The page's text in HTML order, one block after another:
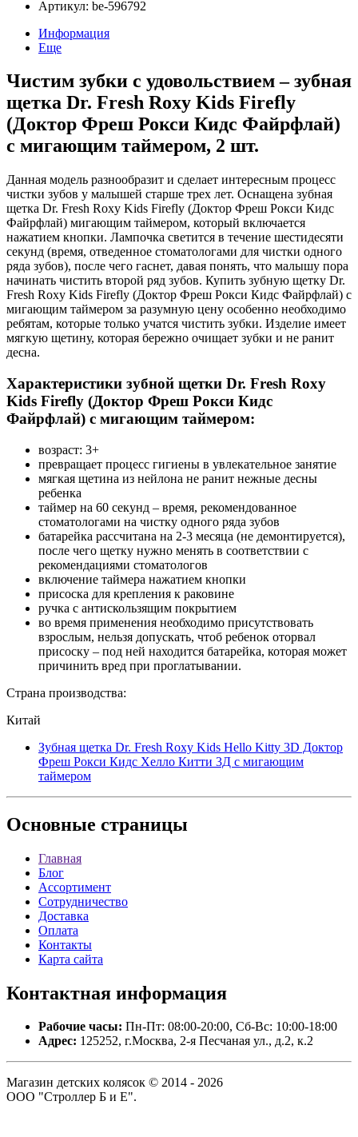
Артикул: be-596792
Информация
Еще
Чистим зубки с удовольствием – зубная
щетка Dr. Fresh Roxy Kids Firefly
(Доктор Фреш Рокси Кидс Файрфлай)
с мигающим таймером, 2 шт.
Данная модель разнообразит и сделает интересным процесс
чистки зубов у малышей старше трех лет. Оснащена зубная
щетка Dr. Fresh Roxy Kids Firefly (Доктор Фреш Рокси Кидс
Файрфлай) мигающим таймером, который включается
нажатием кнопки. Лампочка светится в течение шестидесяти
секунд (время, отведенное стоматологами для чистки одного
ряда зубов), после чего гаснет, давая понять, что малышу пора
начинать чистить второй ряд зубов. Купить зубную щетку Dr.
Fresh Roxy Kids Firefly (Доктор Фреш Рокси Кидс Файрфлай) с
мигающим таймером за разумную цену особенно необходимо
ребятам, которые только учатся чистить зубки. Изделие имеет
мягкую щетину, которая бережно очищает зубки и не ранит
десна.
Характеристики зубной щетки Dr. Fresh Roxy
Kids Firefly (Доктор Фреш Рокси Кидс
Файрфлай) с мигающим таймером:
возраст: 3+
превращает процесс гигиены в увлекательное занятие
мягкая щетина из нейлона не ранит нежные десны
ребенка
таймер на 60 секунд – время, рекомендованное
стоматологами на чистку одного ряда зубов
батарейка рассчитана на 2-3 месяца (не демонтируется),
после чего щетку нужно менять в соответствии с
рекомендациями стоматологов
включение таймера нажатием кнопки
присоска для крепления к раковине
ручка с антискользящим покрытием
во время применения необходимо присутствовать
взрослым, нельзя допускать, чтоб ребенок оторвал
присоску – под ней находится батарейка, которая может
причинить вред при проглатывании.
Страна производства:
Китай
Зубная щетка Dr. Fresh Roxy Kids Hello Kitty 3D Доктор
Фреш Рокси Кидс Хелло Китти 3Д с мигающим
таймером
Основные страницы
Главная
Блог
Ассортимент
Сотрудничество
Доставка
Оплата
Контакты
Карта сайта
Контактная информация
Рабочие часы: Пн-Пт: 08:00-20:00, Сб-Вс: 10:00-18:00
Адрес: 125252, г.Москва, 2-я Песчаная ул., д.2, к.2
Магазин детских колясок © 2014 - 2026
ООО "Строллер Б и Е".